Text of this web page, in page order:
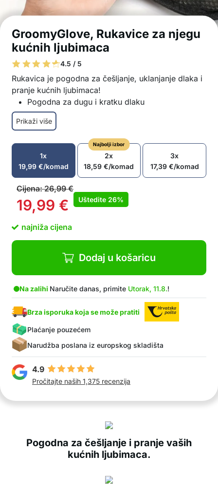
GroomyGlove, Rukavice za njegu
kućnih ljubimaca
4.5 / 5
Rukavica je pogodna za češljanje, uklanjanje dlaka i
pranje kućnih ljubimaca!
Pogodna za dugu i kratku dlaku
Dvostrani dizajn za učinkovito uklanjanje dlaka
Odličan izbor za suho i mokro češljanje
Nježna prema dlaci, pa je kućnim ljubimcima
Mekani materijali za udobnu upotrebu
Univerzalna veličina tako da odgovara svim
rukama
Izrađena od visokokvalitetnog, mekanog
silikona
se uklanjaju
U paketu: 1x rukavica za njegu kućnih ljubimaca
Prikaži više
1x
19,99 €/komad
Najbolji izbor
2x
18,59€/komad
3x
17,39 €/komad
Cijena:26,99€
19,99 € Uštedite 26%
najniža cijena
Dodaj u košaricu
Na zalihi Naručite danas, primite Utorak, 11.8.!
Brza isporuka koja se može pratiti
Plaćanje pouzećem
Narudžba poslana iz europskog skladišta
4.9
Pročitajte naših 1,375 recenzija
Pogodna za češljanje i pranje vaših
kućnih ljubimaca.